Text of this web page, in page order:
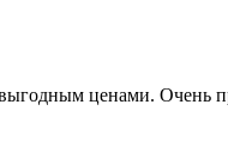
ценами. Очень